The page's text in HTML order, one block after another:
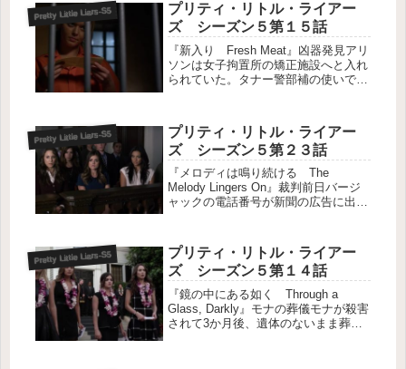
に聞かれてしまう。エ...
Pretty Little Liars-S5
プリティ・リトル・ライアー
ズ シーズン５第１５話
『新入り Fresh Meat』凶器発見アリ
ソンは女子拘置所の矯正施設へと入れ
られていた。タナー警部補の使いで、
から、４人が捕まるのは時間の問
題、”手遅れになる前に会いたい...
Pretty Little Liars-S5
プリティ・リトル・ライアー
ズ シーズン５第２３話
『メロディは鳴り続ける The
Melody Lingers On』裁判前日バージ
ャックの電話番号が新聞の広告に出て
ナの弁護士だったニーランは事務所を
閉め、この番号だけが”...
Pretty Little Liars-S5
プリティ・リトル・ライアー
ズ シーズン５第１４話
『鏡の中にある如く Through a
Glass, Darkly』モナの葬儀モナが殺害
されて3か月後、遺体のないまま葬儀